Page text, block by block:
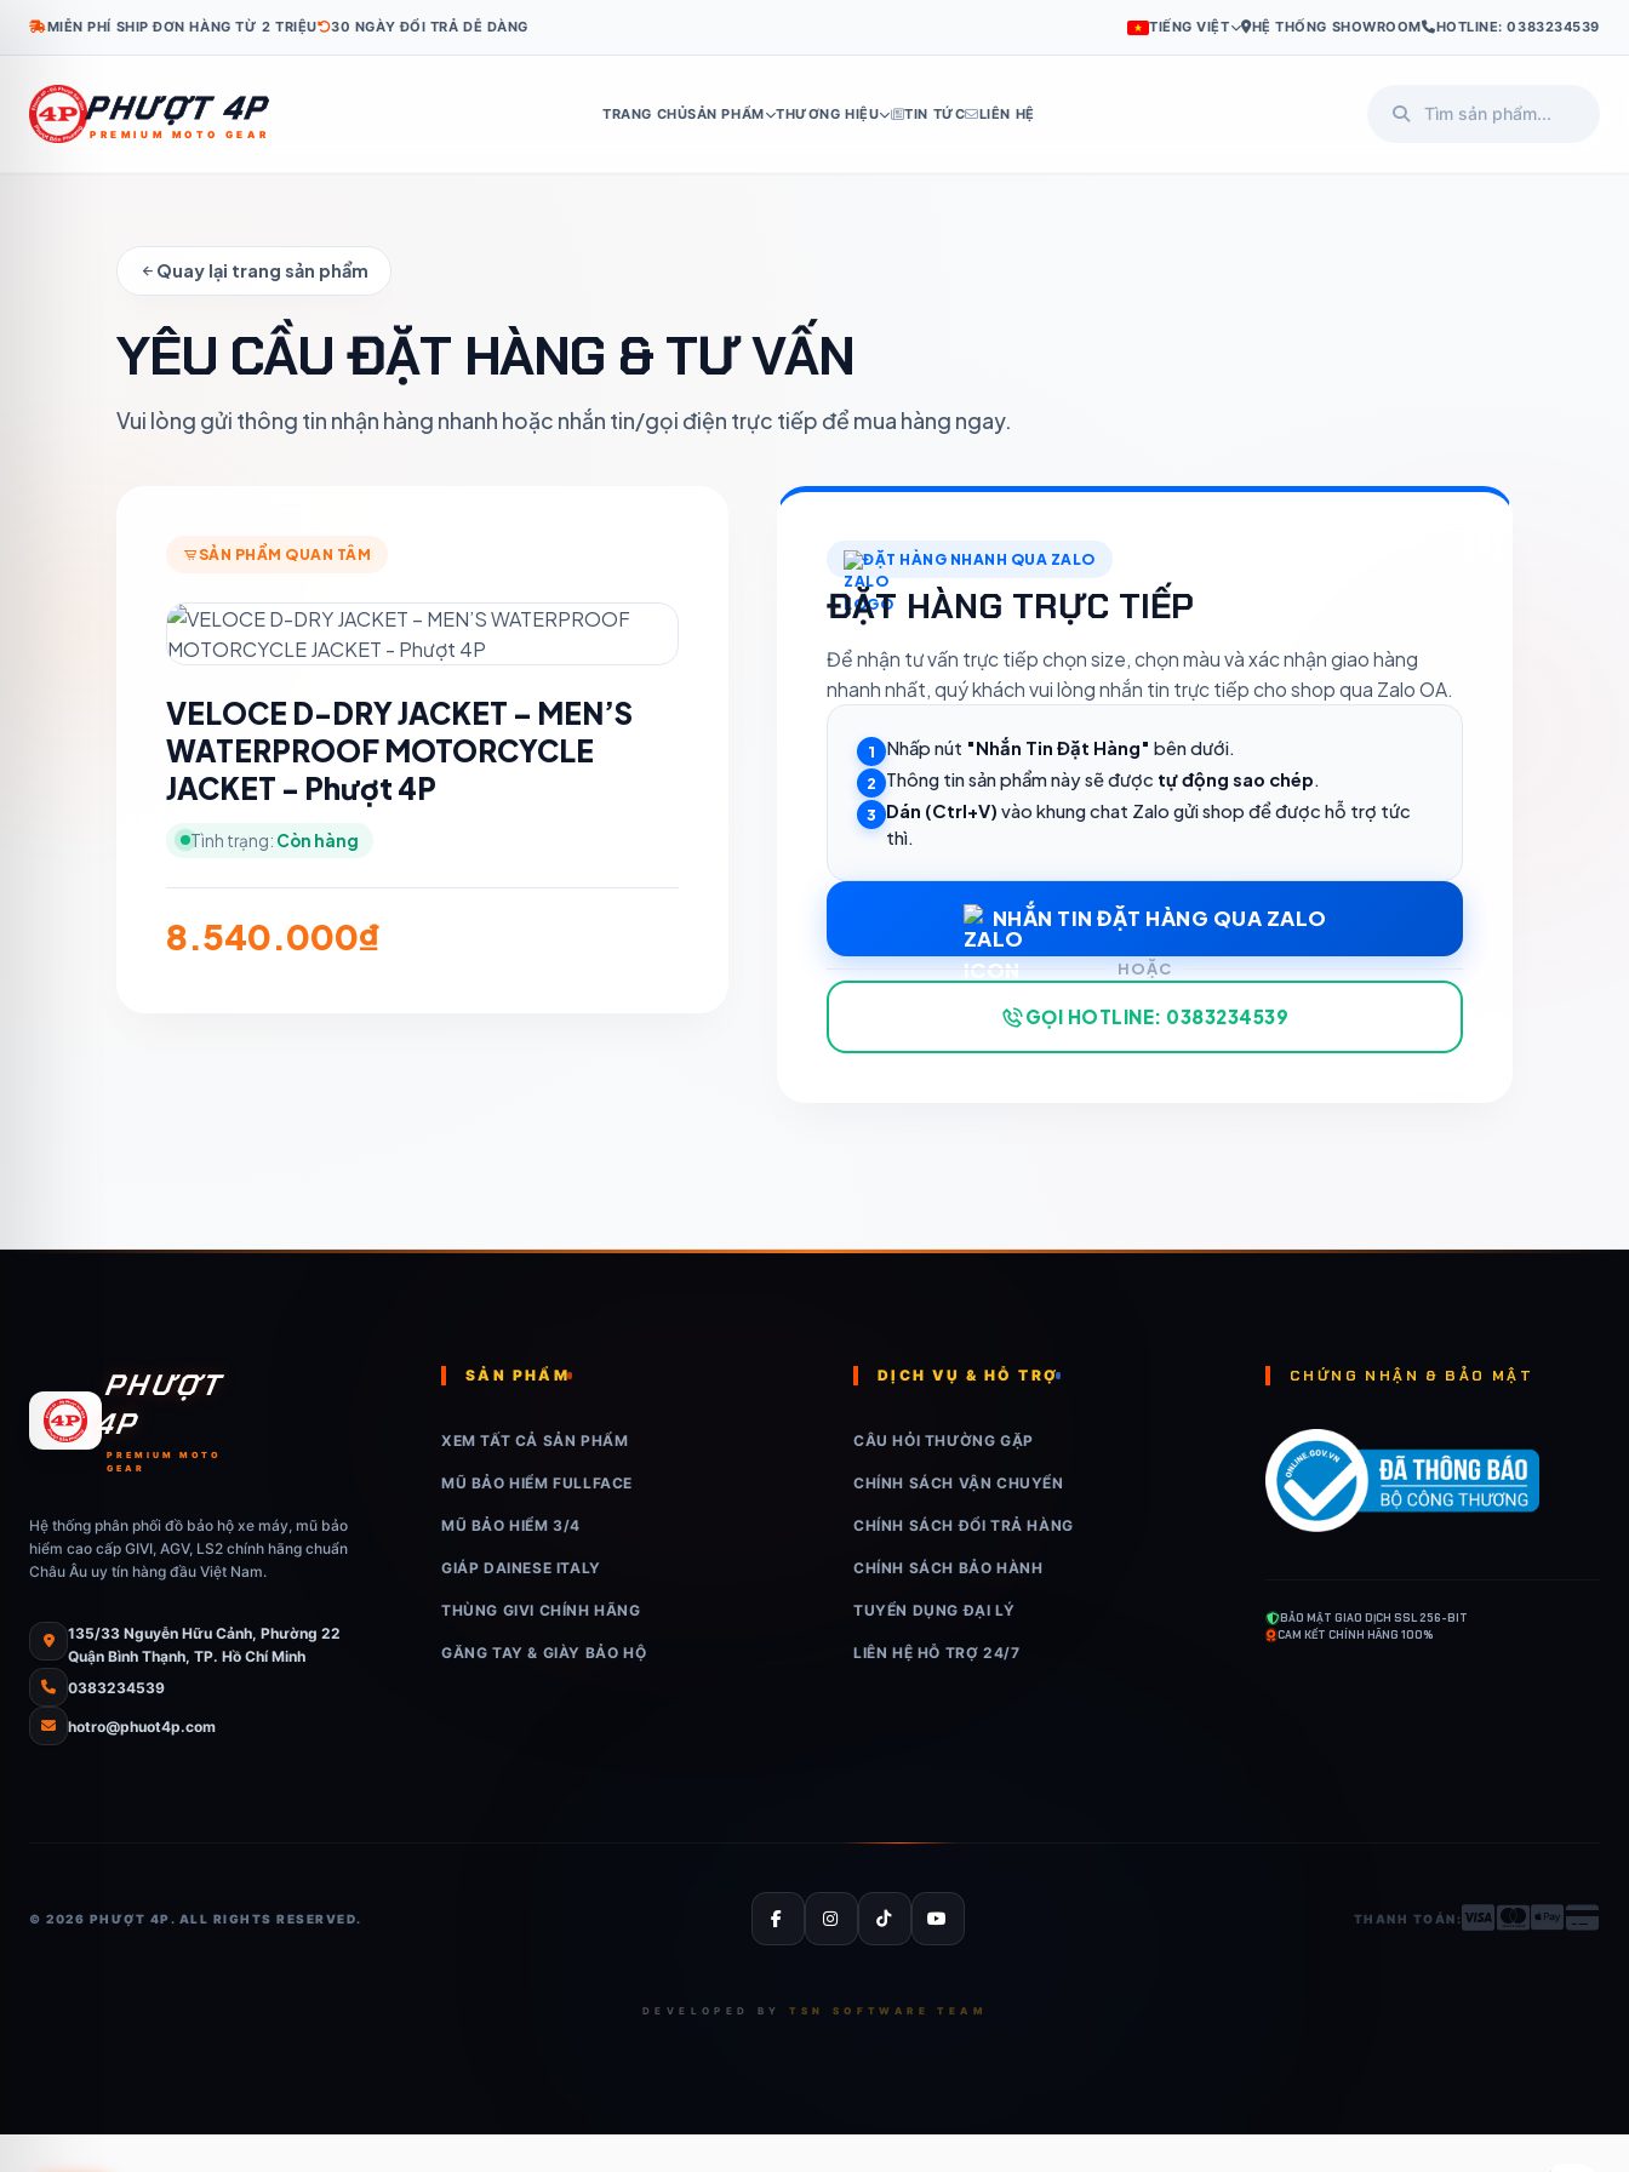
MIỄN PHÍ SHIP ĐƠN HÀNG TỪ 2 TRIỆU 30 NGÀY ĐỔI TRẢ DỄ DÀNG TIẾNG VIỆT HỆ THỐNG SHOWROOM HOTLINE: 0383234539
PHƯỢT 4P
PREMIUM MOTO GEAR
TRANG CHỦSẢN PHẨM THƯƠNG HIỆU TIN TỨC LIÊN HỆ
Quay lại trang sản phẩm
YÊU CẦU ĐẶT HÀNG & TƯ VẤN
Vui lòng gửi thông tin nhận hàng nhanh hoặc nhắn tin/gọi điện trực tiếp để mua hàng ngay.
SẢN PHẨM QUAN TÂM
VELOCE D-DRY JACKET – MEN’S
WATERPROOF MOTORCYCLE
JACKET - Phượt 4P
Tình trạng: Còn hàng
8.540.000₫
ĐẶT HÀNG NHANH QUA ZALO
ĐẶT HÀNG TRỰC TIẾP
Để nhận tư vấn trực tiếp chọn size, chọn màu và xác nhận giao hàng
nhanh nhất, quý khách vui lòng nhắn tin trực tiếp cho shop qua Zalo OA.
1 Nhấp nút "Nhắn Tin Đặt Hàng" bên dưới.
2 Thông tin sản phẩm này sẽ được tự động sao chép.
3 Dán (Ctrl+V) vào khung chat Zalo gửi shop để được hỗ trợ tức
thì.
NHẮN TIN ĐẶT HÀNG QUA ZALO
HOẶC
GỌI HOTLINE: 0383234539
PHƯỢT
4P
PREMIUM MOTO
GEAR
Hệ thống phân phối đồ bảo hộ xe máy, mũ bảo
hiểm cao cấp GIVI, AGV, LS2 chính hãng chuẩn
Châu Âu uy tín hàng đầu Việt Nam.
135/33 Nguyễn Hữu Cảnh, Phường 22
Quận Bình Thạnh, TP. Hồ Chí Minh
0383234539
hotro@phuot4p.com
SẢN PHẨM
XEM TẤT CẢ SẢN PHẨM
MŨ BẢO HIỂM FULLFACE
MŨ BẢO HIỂM 3/4
GIÁP DAINESE ITALY
THÙNG GIVI CHÍNH HÃNG
GĂNG TAY & GIÀY BẢO HỘ
DỊCH VỤ & HỖ TRỢ
CÂU HỎI THƯỜNG GẶP
CHÍNH SÁCH VẬN CHUYỂN
CHÍNH SÁCH ĐỔI TRẢ HÀNG
CHÍNH SÁCH BẢO HÀNH
TUYỂN DỤNG ĐẠI LÝ
LIÊN HỆ HỖ TRỢ 24/7
CHỨNG NHẬN & BẢO MẬT
BẢO MẬT GIAO DỊCH SSL 256-BIT
CAM KẾT CHÍNH HÃNG 100%
© 2026 PHƯỢT 4P. ALL RIGHTS RESERVED. THANH TOÁN:
DEVELOPED BYTSN SOFTWARE TEAM